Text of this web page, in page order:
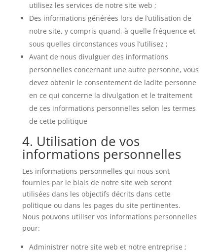
utilisez les services de notre site web ;
Des informations générées lors de l’utilisation de
notre site, y compris quand, à quelle fréquence et
sous quelles circonstances vous l’utilisez ;
Avant de nous divulguer des informations
personnelles concernant une autre personne, vous
devez obtenir le consentement de ladite personne
en ce qui concerne la divulgation et le traitement
de ces informations personnelles selon les termes
de cette politique
4. Utilisation de vos
informations personnelles
Les informations personnelles qui nous sont
fournies par le biais de notre site web seront
utilisées dans les objectifs décrits dans cette
politique ou dans les pages du site pertinentes.
Nous pouvons utiliser vos informations personnelles
pour:
Administrer notre site web et notre entreprise ;